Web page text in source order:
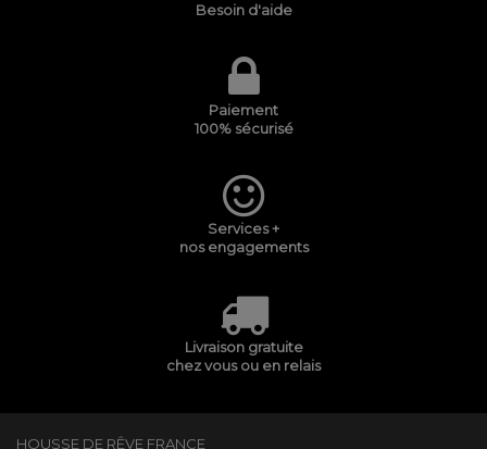
Besoin d'aide
Paiement
100% sécurisé
Services +
nos engagements
Livraison gratuite
chez vous ou en relais
HOUSSE DE RÊVE FRANCE